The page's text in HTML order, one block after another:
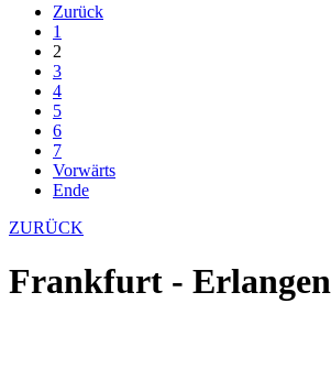
Zurück
1
2
3
4
5
6
7
Vorwärts
Ende
ZURÜCK
Frankfurt - Erlangen